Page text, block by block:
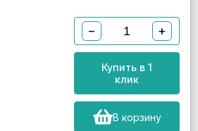
− +
Купить в 1
клик
В корзину